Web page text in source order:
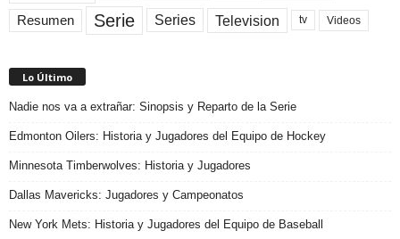
Resumen Serie Series Television tv Videos
Lo Último
Nadie nos va a extrañar: Sinopsis y Reparto de la Serie
Edmonton Oilers: Historia y Jugadores del Equipo de Hockey
Minnesota Timberwolves: Historia y Jugadores
Dallas Mavericks: Jugadores y Campeonatos
New York Mets: Historia y Jugadores del Equipo de Baseball